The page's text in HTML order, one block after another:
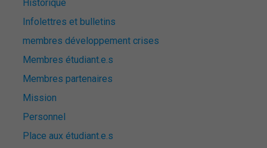
Historique
Infolettres et bulletins
membres développement crises
Membres étudiant.e.s
Membres partenaires
Mission
Personnel
Place aux étudiant.e.s